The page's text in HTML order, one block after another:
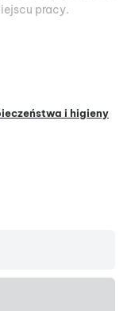
pracy.
i higieny